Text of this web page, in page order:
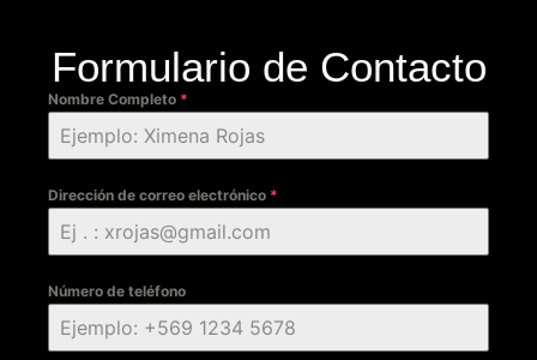
Formulario de Contacto
Nombre Completo *
Dirección de correo electrónico *
Número de teléfono